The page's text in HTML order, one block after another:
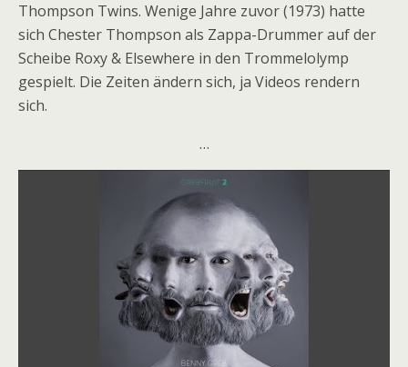
Thompson Twins. Wenige Jahre zuvor (1973) hatte
sich Chester Thompson als Zappa-Drummer auf der
Scheibe Roxy & Elsewhere in den Trommelolymp
gespielt. Die Zeiten ändern sich, ja Videos rendern
sich.
…